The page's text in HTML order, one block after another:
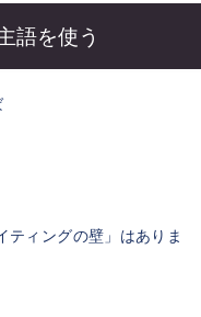
語を使う
ティングの壁」はありま